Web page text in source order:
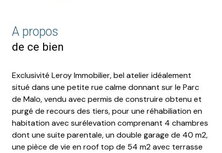
A propos
de ce bien
Exclusivité Leroy Immobilier, bel atelier idéalement
situé dans une petite rue calme donnant sur le Parc
de Malo, vendu avec permis de construire obtenu et
purgé de recours des tiers, pour une réhabiliation en
habitation avec surélevation comprenant 4 chambres
dont une suite parentale, un double garage de 40 m2,
une pièce de vie en roof top de 54 m2 avec terrasse